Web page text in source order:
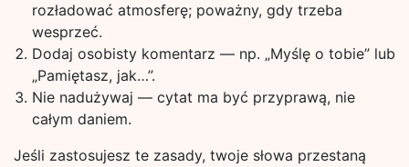
rozładować atmosferę; poważny, gdy trzeba
wesprzeć.
Dodaj osobisty komentarz — np. „Myślę o tobie” lub
„Pamiętasz, jak…”.
Nie nadużywaj — cytat ma być przyprawą, nie
całym daniem.
Jeśli zastosujesz te zasady, twoje słowa przestaną